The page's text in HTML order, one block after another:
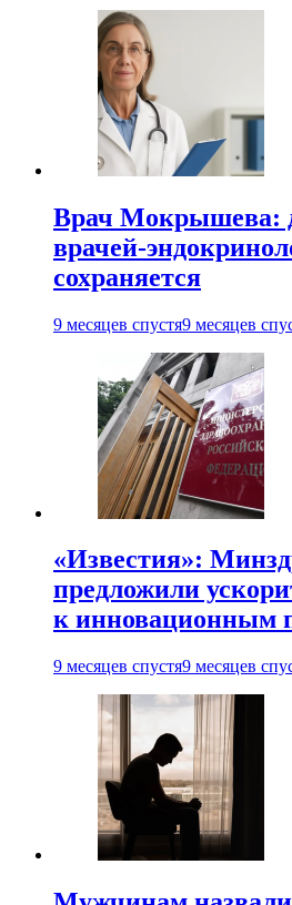
Врач Мокрышева:
врачей-
сохраняется
9 месяцев спустя9 месяцев
«Известия»:
предложили
к инновационным
9 месяцев спустя9 месяцев